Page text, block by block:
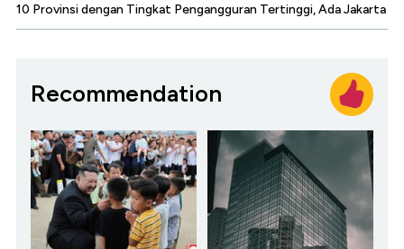
10 Provinsi dengan Tingkat Pengangguran Tertinggi, Ada Jakarta
Recommendation